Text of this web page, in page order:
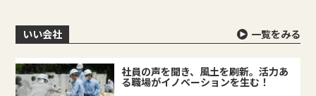
いい会社 一覧をみる
社員の声を聞き、風土を刷新。活力あ
る職場がイノベーションを生む！